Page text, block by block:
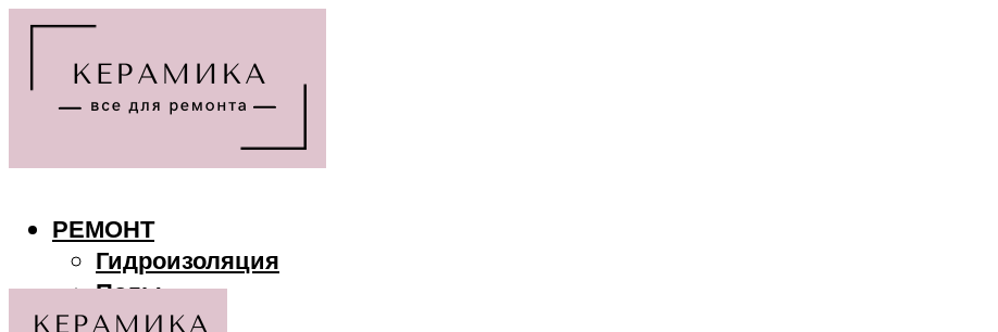
РЕМОНТ
Гидроизоляция
Полы
Потолки